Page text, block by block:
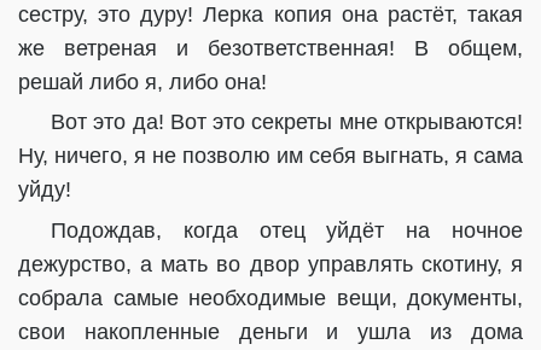
сестру, это дуру! Лерка копия она растёт, такая
же ветреная и безответственная! В общем,
решай либо я, либо она!
Вот это да! Вот это секреты мне открываются!
Ну, ничего, я не позволю им себя выгнать, я сама
уйду!
Подождав, когда отец уйдёт на ночное
дежурство, а мать во двор управлять скотину, я
собрала самые необходимые вещи, документы,
свои накопленные деньги и ушла из дома